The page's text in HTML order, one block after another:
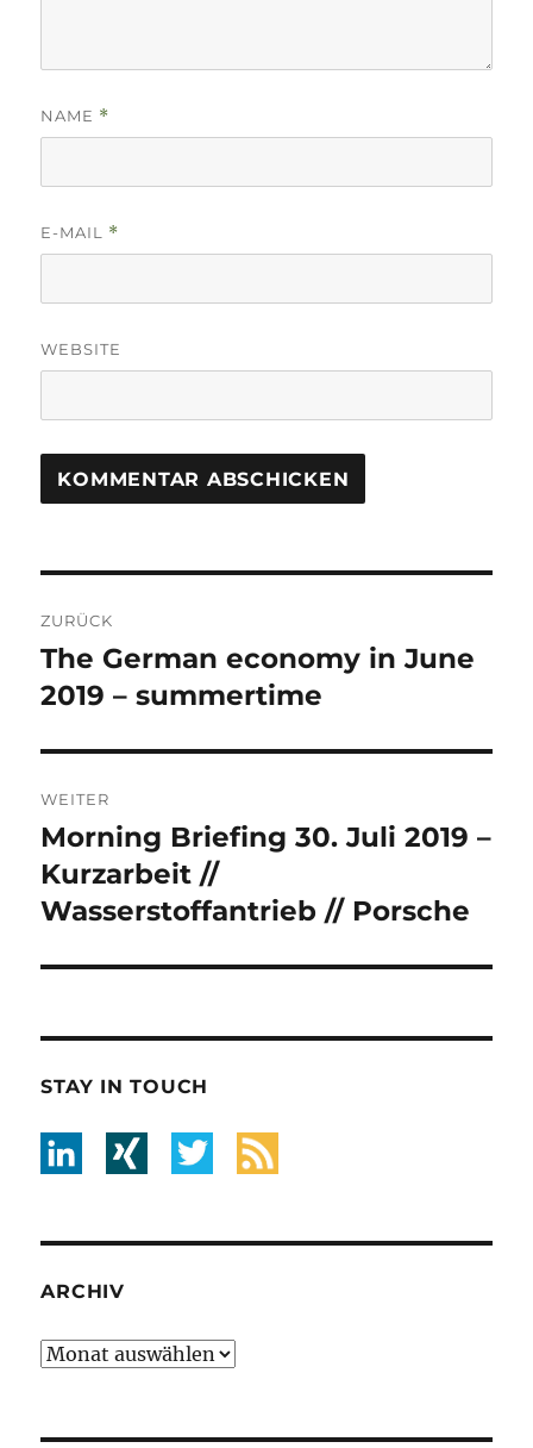
NAME *
E-MAIL *
WEBSITE
Navigation
ZURÜCK
Vorheriger
Beitrag:
The German economy in June
2019 – summertime
WEITER
Nächster
Beitrag:
Morning Briefing 30. Juli 2019 –
Kurzarbeit //
Wasserstoffantrieb // Porsche
STAY IN TOUCH
ARCHIV
Archiv